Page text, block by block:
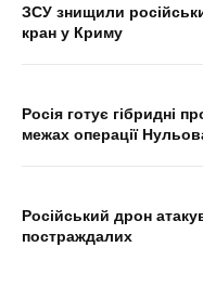
ЗСУ знищили
кран у Криму
Росія готує гібридні
межах операції
Російський дрон
постраждалих